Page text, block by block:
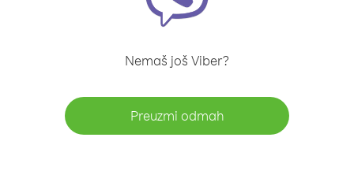
Nemaš još Viber?
Preuzmi odmah